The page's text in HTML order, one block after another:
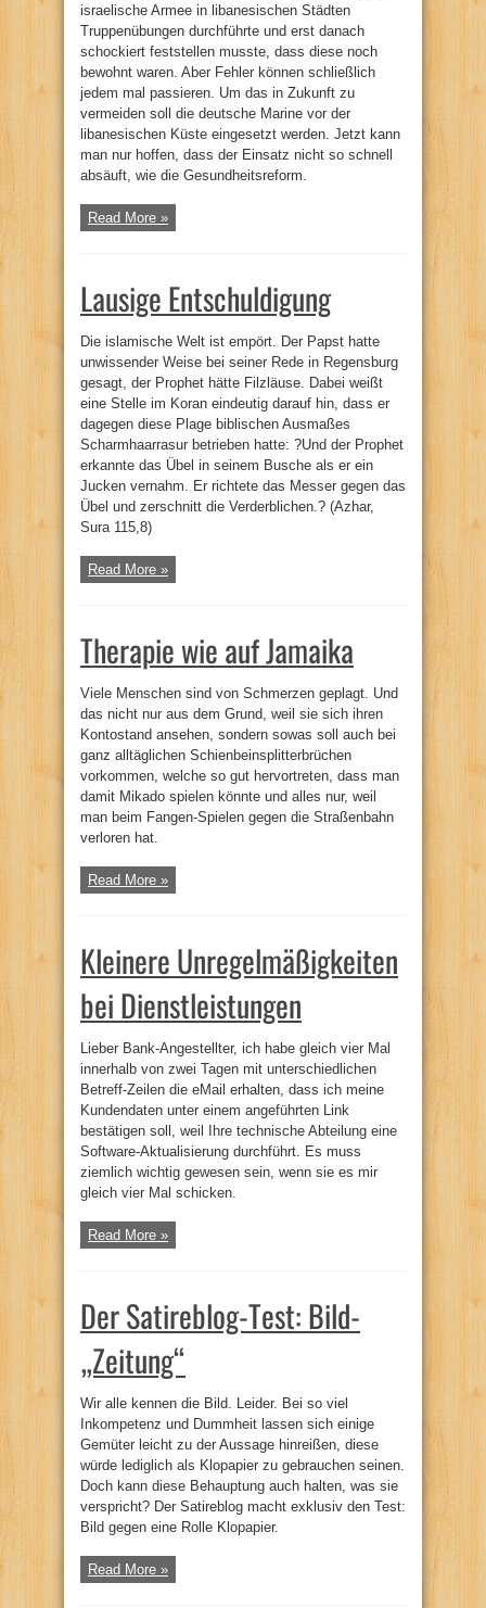
israelische Armee in libanesischen Städten
Truppenübungen durchführte und erst danach
schockiert feststellen musste, dass diese noch
bewohnt waren. Aber Fehler können schließlich
jedem mal passieren. Um das in Zukunft zu
vermeiden soll die deutsche Marine vor der
libanesischen Küste eingesetzt werden. Jetzt kann
man nur hoffen, dass der Einsatz nicht so schnell
absäuft, wie die Gesundheitsreform.
Read More »
Lausige Entschuldigung
Die islamische Welt ist empört. Der Papst hatte
unwissender Weise bei seiner Rede in Regensburg
gesagt, der Prophet hätte Filzläuse. Dabei weißt
eine Stelle im Koran eindeutig darauf hin, dass er
dagegen diese Plage biblischen Ausmaßes
Scharmhaarrasur betrieben hatte: ?Und der Prophet
erkannte das Übel in seinem Busche als er ein
Jucken vernahm. Er richtete das Messer gegen das
Übel und zerschnitt die Verderblichen.? (Azhar,
Sura 115,8)
Read More »
Therapie wie auf Jamaika
Viele Menschen sind von Schmerzen geplagt. Und
das nicht nur aus dem Grund, weil sie sich ihren
Kontostand ansehen, sondern sowas soll auch bei
ganz alltäglichen Schienbeinsplitterbrüchen
vorkommen, welche so gut hervortreten, dass man
damit Mikado spielen könnte und alles nur, weil
man beim Fangen-Spielen gegen die Straßenbahn
verloren hat.
Read More »
Kleinere Unregelmäßigkeiten
bei Dienstleistungen
Lieber Bank-Angestellter, ich habe gleich vier Mal
innerhalb von zwei Tagen mit unterschiedlichen
Betreff-Zeilen die eMail erhalten, dass ich meine
Kundendaten unter einem angeführten Link
bestätigen soll, weil Ihre technische Abteilung eine
Software-Aktualisierung durchführt. Es muss
ziemlich wichtig gewesen sein, wenn sie es mir
gleich vier Mal schicken.
Read More »
Der Satireblog-Test: Bild-
„Zeitung“
Wir alle kennen die Bild. Leider. Bei so viel
Inkompetenz und Dummheit lassen sich einige
Gemüter leicht zu der Aussage hinreißen, diese
würde lediglich als Klopapier zu gebrauchen seinen.
Doch kann diese Behauptung auch halten, was sie
verspricht? Der Satireblog macht exklusiv den Test:
Bild gegen eine Rolle Klopapier.
Read More »